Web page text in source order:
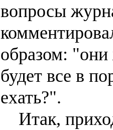
вопросы
образом: "они
будет все в
ехать?".
Итак,